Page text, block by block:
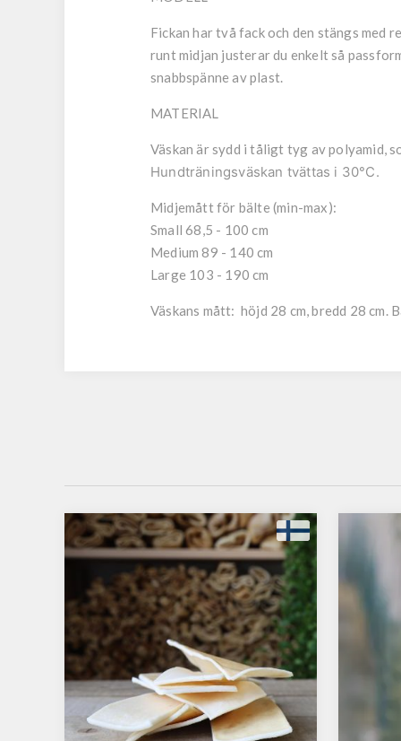
Fickan har två fack och den stängs med
runt midjan justerar du enkelt så
snabbspänne av plast.
MATERIAL
Väskan är sydd i tåligt tyg av polyamid,
Hundträningsväskan tvättas i 30°C.
Midjemått för bälte (min-max):
Small 68,5 - 100 cm
Medium 89 - 140 cm
Large 103 - 190 cm
Väskans mått: höjd 28 cm, bredd 28 cm.